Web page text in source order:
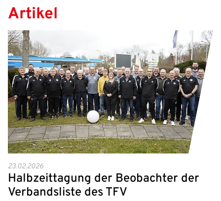
Artikel
23.02.2026
Halbzeittagung der Beobachter der
Verbandsliste des TFV
Aktuelle Seite als Lesezeichen speichern
Passwort: